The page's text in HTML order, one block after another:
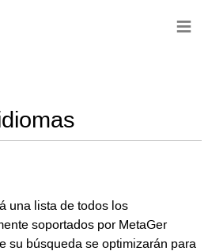
una lista de todos los
soportados por MetaGer
su búsqueda se optimizarán para
≡